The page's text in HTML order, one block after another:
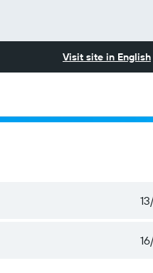
Visit site in English